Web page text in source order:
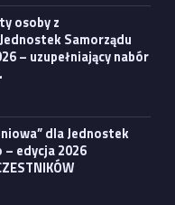
osoby z
Samorządu
– uzupełniający nabór
dla Jednostek
edycja 2026